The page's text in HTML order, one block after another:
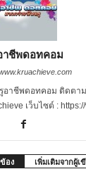
าชีพดอทคอม
อาชีพดอทคอม ติดตา
เว็บไซต์ :
อง เพิ่มเติมจากผู้เ